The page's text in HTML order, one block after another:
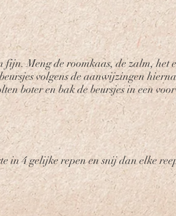
Meng de roomkaas, de zalm, het
volgens de aanwijzingen
boter en bak de beursjes in een
in 4 gelijke repen en snij dan elke